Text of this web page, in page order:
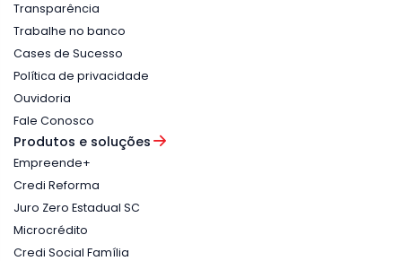
Transparência
Trabalhe no banco
Cases de Sucesso
Política de privacidade
Ouvidoria
Fale Conosco
Produtos e soluções
Empreende+
Credi Reforma
Juro Zero Estadual SC
Microcrédito
Credi Social Família